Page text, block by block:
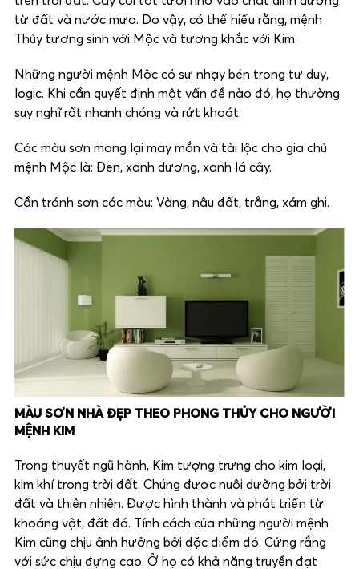
từ đất và nước mưa. Do vậy, có thể hiểu rằng, mệnh
Thủy tương sinh với Mộc và tương khắc với Kim.
Những người mệnh Mộc có sự nhạy bén trong tư duy,
logic. Khi cần quyết định một vấn đề nào đó, họ thường
suy nghĩ rất nhanh chóng và rứt khoát.
Các màu sơn mang lại may mắn và tài lộc cho gia chủ
mệnh Mộc là: Đen, xanh dương, xanh lá cây.
Cần tránh sơn các màu: Vàng, nâu đất, trắng, xám ghi.
MÀU SƠN NHÀ ĐẸP THEO PHONG THỦY CHO NGƯỜI
MỆNH KIM
Trong thuyết ngũ hành, Kim tượng trưng cho kim loại,
kim khí trong trời đất. Chúng được nuôi dưỡng bởi trời
đất và thiên nhiên. Được hình thành và phát triển từ
khoáng vật, đất đá. Tính cách của những người mệnh
Kim cũng chịu ảnh hưởng bởi đặc điểm đó. Cứng rắng
với sức chịu đựng cao. Ở họ có khả năng truyền đạt